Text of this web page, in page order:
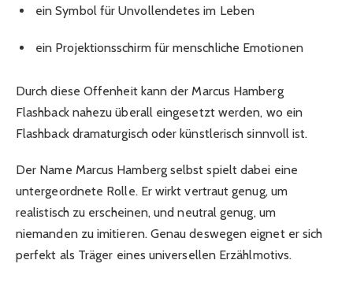
ein Symbol für Unvollendetes im Leben
ein Projektionsschirm für menschliche Emotionen
Durch diese Offenheit kann der Marcus Hamberg
Flashback nahezu überall eingesetzt werden, wo ein
Flashback dramaturgisch oder künstlerisch sinnvoll ist.
Der Name Marcus Hamberg selbst spielt dabei eine
untergeordnete Rolle. Er wirkt vertraut genug, um
realistisch zu erscheinen, und neutral genug, um
niemanden zu imitieren. Genau deswegen eignet er sich
perfekt als Träger eines universellen Erzählmotivs.